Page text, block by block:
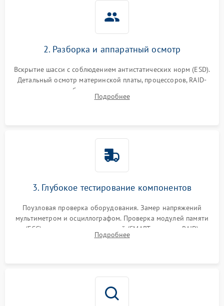
2. Разборка и аппаратный осмотр
Вскрытие шасси с соблюдением антистатических норм (ESD).
Детальный осмотр материнской платы, процессоров, RAID-
контроллеров и блоков питания на наличие термических
повреждений, прогаров или окислений.
Подробнее
3. Глубокое тестирование компонентов
Поузловая проверка оборудования. Замер напряжений
мультиметром и осциллографом. Проверка модулей памяти
(ECC) и состояния накопителей (SMART, массивы RAID)
специализированными диагностическими утилитами.
Подробнее